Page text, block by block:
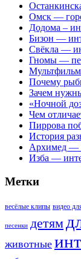
Омск —
Додома –
Бизон —
Свёкла —
Гномы —
Почему
Зачем
«Ночной
Чем
Пиррова
История
Архимед —
Изба —
Метки
весёлые клипы видео
песенки детям
животные